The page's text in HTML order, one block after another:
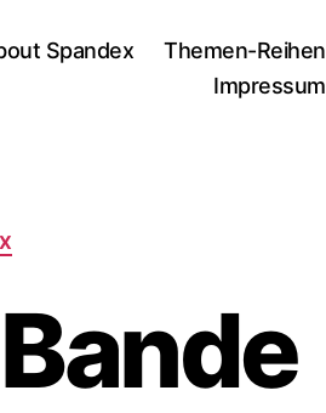
Spandex
Themen-Reihen
Impressum